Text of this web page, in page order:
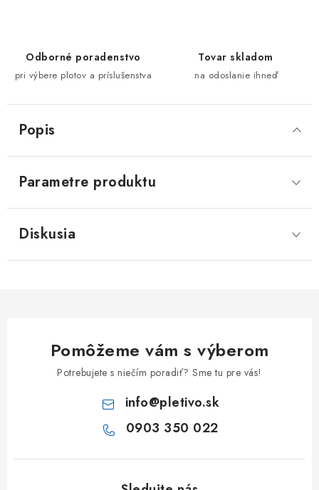
Odborné poradenstvo
pri výbere plotov a príslušenstva
Tovar skladom
na odoslanie ihneď
Popis
Parametre produktu
Diskusia
Pomôžeme vám s výberom
Potrebujete s niečím poradiť? Sme tu pre vás!
info@pletivo.sk
0903 350 022